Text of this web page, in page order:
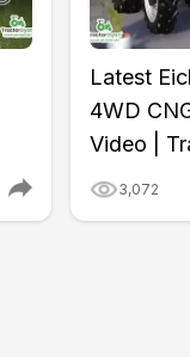
Latest
4WD
Video |
3,072